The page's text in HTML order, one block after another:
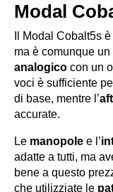
Modal
Modal Cobalt5s è
ma è comunque
analogico con un
voci è sufficiente
di base, mentre l’
accurate.
Le manopole e l’
adatte a tutti, ma
bene a questo
che utilizziate le